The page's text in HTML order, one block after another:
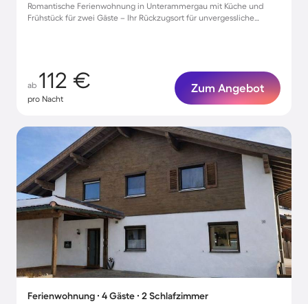
Romantische Ferienwohnung in Unterammergau mit Küche und
Frühstück für zwei Gäste – Ihr Rückzugsort für unvergessliche
ab 112 €
pro Nacht
Zum Angebot
Ferienwohnung ∙ 4 Gäste ∙ 2 Schlafzimmer